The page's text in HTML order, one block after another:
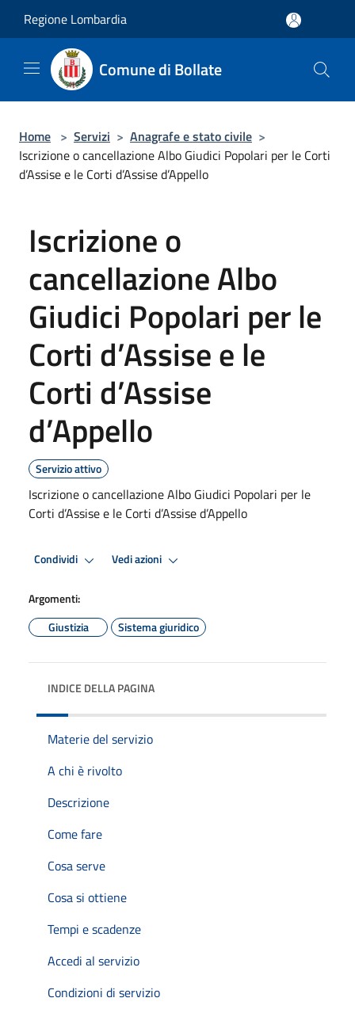
Regione Lombardia
Comune di Bollate
Home > Servizi > Anagrafe e stato civile >
Iscrizione o cancellazione Albo Giudici Popolari per le Corti
d’Assise e le Corti d’Assise d’Appello
Iscrizione o
cancellazione Albo
Giudici Popolari per le
Corti d’Assise e le
Corti d’Assise
d’Appello
Servizio attivo
Iscrizione o cancellazione Albo Giudici Popolari per le
Corti d’Assise e le Corti d’Assise d’Appello
Condividi Vedi azioni
Argomenti:
Giustizia
Sistema giuridico
INDICE DELLA PAGINA
Materie del servizio
A chi è rivolto
Descrizione
Come fare
Cosa serve
Cosa si ottiene
Tempi e scadenze
Accedi al servizio
Condizioni di servizio